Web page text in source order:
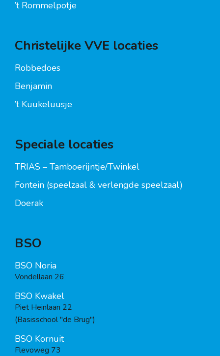
’t Rommelpotje
Christelijke VVE locaties
Robbedoes
Benjamin
’t Kuukeluusje
Speciale locaties
TRIAS – Tamboerijntje/Twinkel
Fontein (speelzaal & verlengde speelzaal)
Doerak
BSO
BSO Noria
Vondellaan 26
BSO Kwakel
Piet Heinlaan 22
(Basisschool "de Brug")
BSO Kornuit
Flevoweg 73